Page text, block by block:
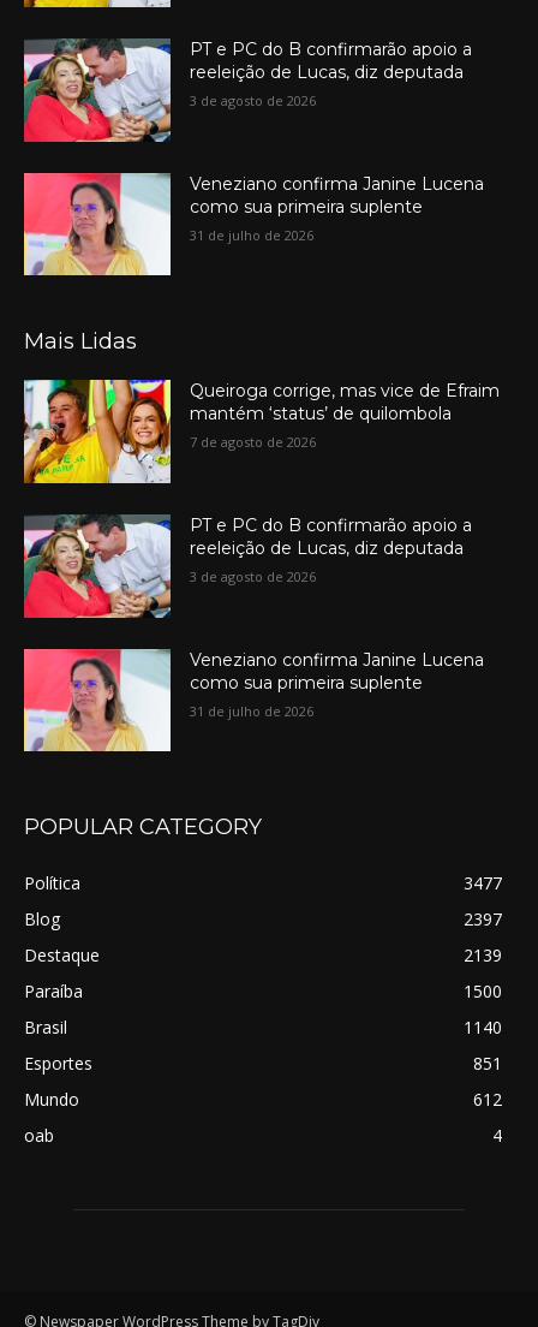
PT e PC do B confirmarão apoio a
reeleição de Lucas, diz deputada
3 de agosto de 2026
Veneziano confirma Janine Lucena
como sua primeira suplente
31 de julho de 2026
Mais Lidas
Queiroga corrige, mas vice de Efraim
mantém ‘status’ de quilombola
7 de agosto de 2026
PT e PC do B confirmarão apoio a
reeleição de Lucas, diz deputada
3 de agosto de 2026
Veneziano confirma Janine Lucena
como sua primeira suplente
31 de julho de 2026
POPULAR CATEGORY
Política
3477
Blog
2397
Destaque
2139
Paraíba
1500
Brasil
1140
Esportes
851
Mundo
612
oab
4
© Newspaper WordPress Theme by TagDiv